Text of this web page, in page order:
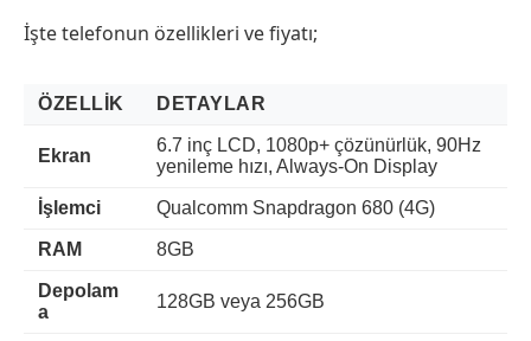
İşte telefonun özellikleri ve fiyatı;
ÖZELLIK DETAYLAR
Ekran
6.7 inç LCD, 1080p+ çözünürlük, 90Hz
yenileme hızı, Always-On Display
İşlemci Qualcomm Snapdragon 680 (4G)
RAM 8GB
Depolam
a
128GB veya 256GB